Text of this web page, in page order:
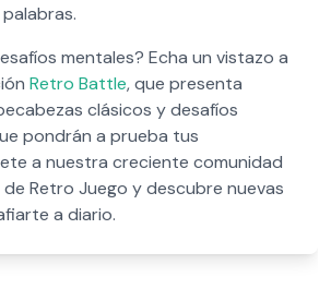
mentales? Echa un vistazo a
Retro Battle, que presenta
clásicos y desafíos
pondrán a prueba tus
a nuestra creciente comunidad
Retro Juego y descubre nuevas
a diario.